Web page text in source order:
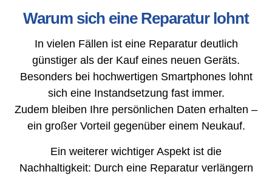
Warum sich eine Reparatur lohnt
In vielen Fällen ist eine Reparatur deutlich
günstiger als der Kauf eines neuen Geräts.
Besonders bei hochwertigen Smartphones lohnt
sich eine Instandsetzung fast immer.
Zudem bleiben Ihre persönlichen Daten erhalten –
ein großer Vorteil gegenüber einem Neukauf.
Ein weiterer wichtiger Aspekt ist die
Nachhaltigkeit: Durch eine Reparatur verlängern